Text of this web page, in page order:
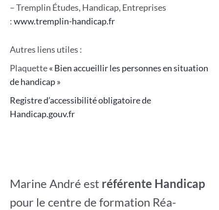
– Tremplin Études, Handicap, Entreprises
:www.tremplin-handicap.fr
Autres liens utiles :
Plaquette« Bien accueillir les personnes en situation
de handicap »
Registre d’accessibilité obligatoire de
Handicap.gouv.fr
Marine André est référente Handicap
pour le centre de formation Réa-